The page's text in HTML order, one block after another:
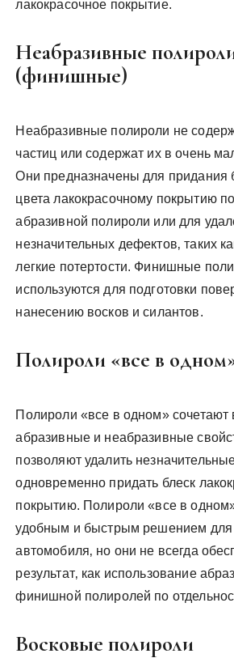
лакокрасочное покрытие.
Неабразивные
(финишные)
Неабразивные полироли не
частиц или содержат их в очень
Они предназначены для придания
цвета лакокрасочному покрытию
абразивной полироли или для
незначительных дефектов‚ таких
легкие потертости. Финишные
используются для подготовки
нанесению восков и силантов.
Полироли «все в
Полироли «все в одном» сочетают
абразивные и неабразивные
позволяют удалить
одновременно придать блеск
покрытию. Полироли «все в
удобным и быстрым решением для
автомобиля‚ но они не всегда
результат‚ как использование
финишной полиролей по
Восковые полироли